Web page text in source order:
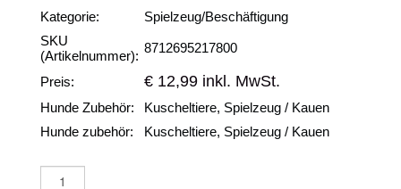
Kategorie:
Spielzeug/Beschäftigung
SKU
(Artikelnummer):
8712695217800
Preis: € 12,99 inkl. MwSt.
Hunde Zubehör:
Kuscheltiere, Spielzeug / Kauen
Hunde zubehör:
Kuscheltiere, Spielzeug / Kauen